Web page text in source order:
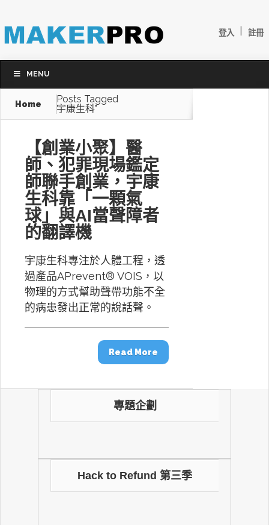
登入 註冊
MENU
Home
Posts Tagged
宇康生科"
【創業小聚】醫
師、犯罪現場鑑定
師聯手創業，宇康
生科靠「一顆氣
球」與AI當聲障者
的翻譯機
宇康生科專注於人體工程，透
過產品APrevent® VOIS，以
物理的方式幫助聲帶功能不全
的病患發出正常的說話聲。
Read More
專題企劃
Hack to Refund 第三季